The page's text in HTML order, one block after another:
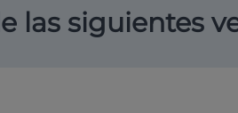
las siguientes